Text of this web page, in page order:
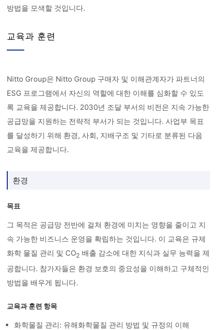
방법을 모색할 것입니다.
교육과 훈련
Nitto Group은 Nitto Group 구매자 및 이해관계자가 파트너의
ESG 프로그램에서 자신의 역할에 대한 이해를 심화할 수 있도
록 교육을 제공합니다. 2030년 조달 부서의 비전은 지속 가능한
공급망을 지원하는 전략적 부서가 되는 것입니다. 사업부 목표
를 달성하기 위해 환경, 사회, 지배구조 및 기타로 분류된 다음
교육을 제공합니다.
환경
목표
그 목적은 공급망 전반에 걸쳐 환경에 미치는 영향을 줄이고 지
속 가능한 비즈니스 운영을 확립하는 것입니다. 이 교육은 규제
화학 물질 관리 및 CO2 배출 감소에 대한 지식과 실무 능력을 제
공합니다. 참가자들은 환경 보호의 중요성을 이해하고 구체적인
방법을 배우게 됩니다.
교육과 훈련 항목
화학물질 관리: 유해화학물질 관리 방법 및 규정의 이해